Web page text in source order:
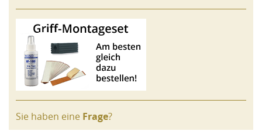
Sie haben eine Frage?